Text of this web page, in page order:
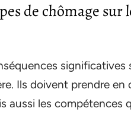
de chômage sur
significatives
Ils doivent prendre en
aussi les compétences